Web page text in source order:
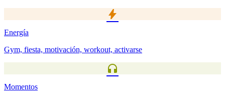
bolt
Energía
Gym, fiesta, motivación, workout, activarse
headphones
Momentos